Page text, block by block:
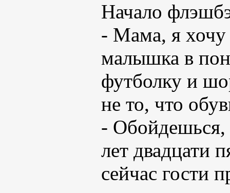
Начало
- Мама, я хочу
малышка в
футболку и
не то, что
- Обойдешься,
лет двадцати
сейчас гости